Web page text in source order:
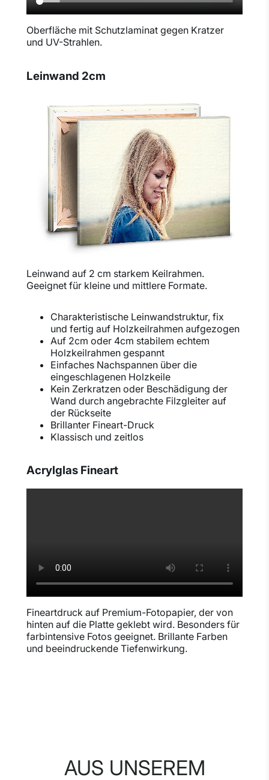
Oberfläche mit Schutzlaminat gegen Kratzer
und UV-Strahlen.
Leinwand 2cm
Leinwand auf 2 cm starkem Keilrahmen.
Geeignet für kleine und mittlere Formate.
Charakteristische Leinwandstruktur, fix
und fertig auf Holzkeilrahmen aufgezogen
Auf 2cm oder 4cm stabilem echtem
Holzkeilrahmen gespannt
Einfaches Nachspannen über die
eingeschlagenen Holzkeile
Kein Zerkratzen oder Beschädigung der
Wand durch angebrachte Filzgleiter auf
der Rückseite
Brillanter Fineart-Druck
Klassisch und zeitlos
Acrylglas Fineart
Fineartdruck auf Premium-Fotopapier, der von
hinten auf die Platte geklebt wird. Besonders für
farbintensive Fotos geeignet. Brillante Farben
und beeindruckende Tiefenwirkung.
AUS UNSEREM